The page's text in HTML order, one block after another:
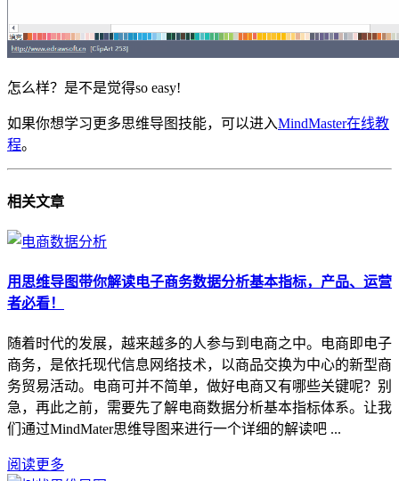
怎么样？是不是觉得so easy!
如果你想学习更多思维导图技能，可以进入MindMaster在线教
程。
相关文章
用思维导图带你解读电子商务数据分析基本指标，产品、运营
者必看！
随着时代的发展，越来越多的人参与到电商之中。电商即电子
商务，是依托现代信息网络技术，以商品交换为中心的新型商
务贸易活动。电商可并不简单，做好电商又有哪些关键呢？别
急，再此之前，需要先了解电商数据分析基本指标体系。让我
们通过MindMater思维导图来进行一个详细的解读吧 ...
阅读更多